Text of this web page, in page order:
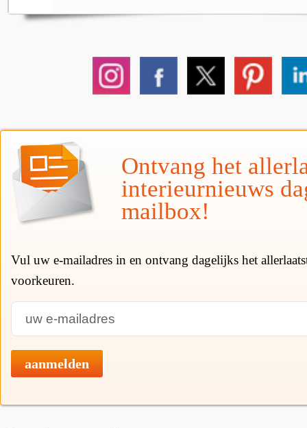
Ontvang het
interieurnieuws
mailbox!
Vul uw e-mailadres in en ontvang dagelijks het
voorkeuren.
aanmelden